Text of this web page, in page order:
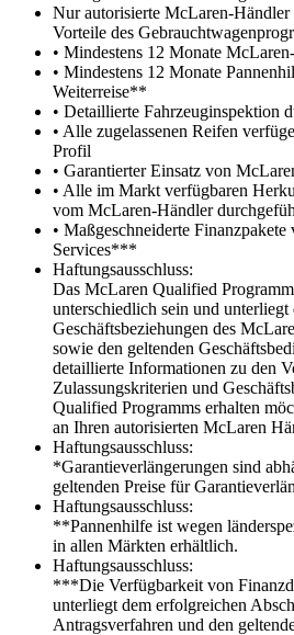
Nur autorisierte McLaren-
Vorteile des
• Mindestens 12 Monate
• Mindestens 12 Monate
Weiterreise**
• Detaillierte Fahrzeuginspektion
• Alle zugelassenen Reifen
Profil
• Garantierter Einsatz von
• Alle im Markt verfügbaren
vom McLaren-Händler
• Maßgeschneiderte
Services***
Haftungsausschluss:
Das McLaren Qualified
unterschiedlich sein und unterliegt
Geschäftsbeziehungen des
sowie den geltenden
detaillierte Informationen zu den
Zulassungskriterien und
Qualified Programms erhalten
an Ihren autorisierten McLaren
Haftungsausschluss:
*Garantieverlängerungen sind
geltenden Preise für
Haftungsausschluss:
**Pannenhilfe ist wegen
in allen Märkten erhältlich.
Haftungsausschluss:
***Die Verfügbarkeit von
unterliegt dem erfolgreichen
Antragsverfahren und den